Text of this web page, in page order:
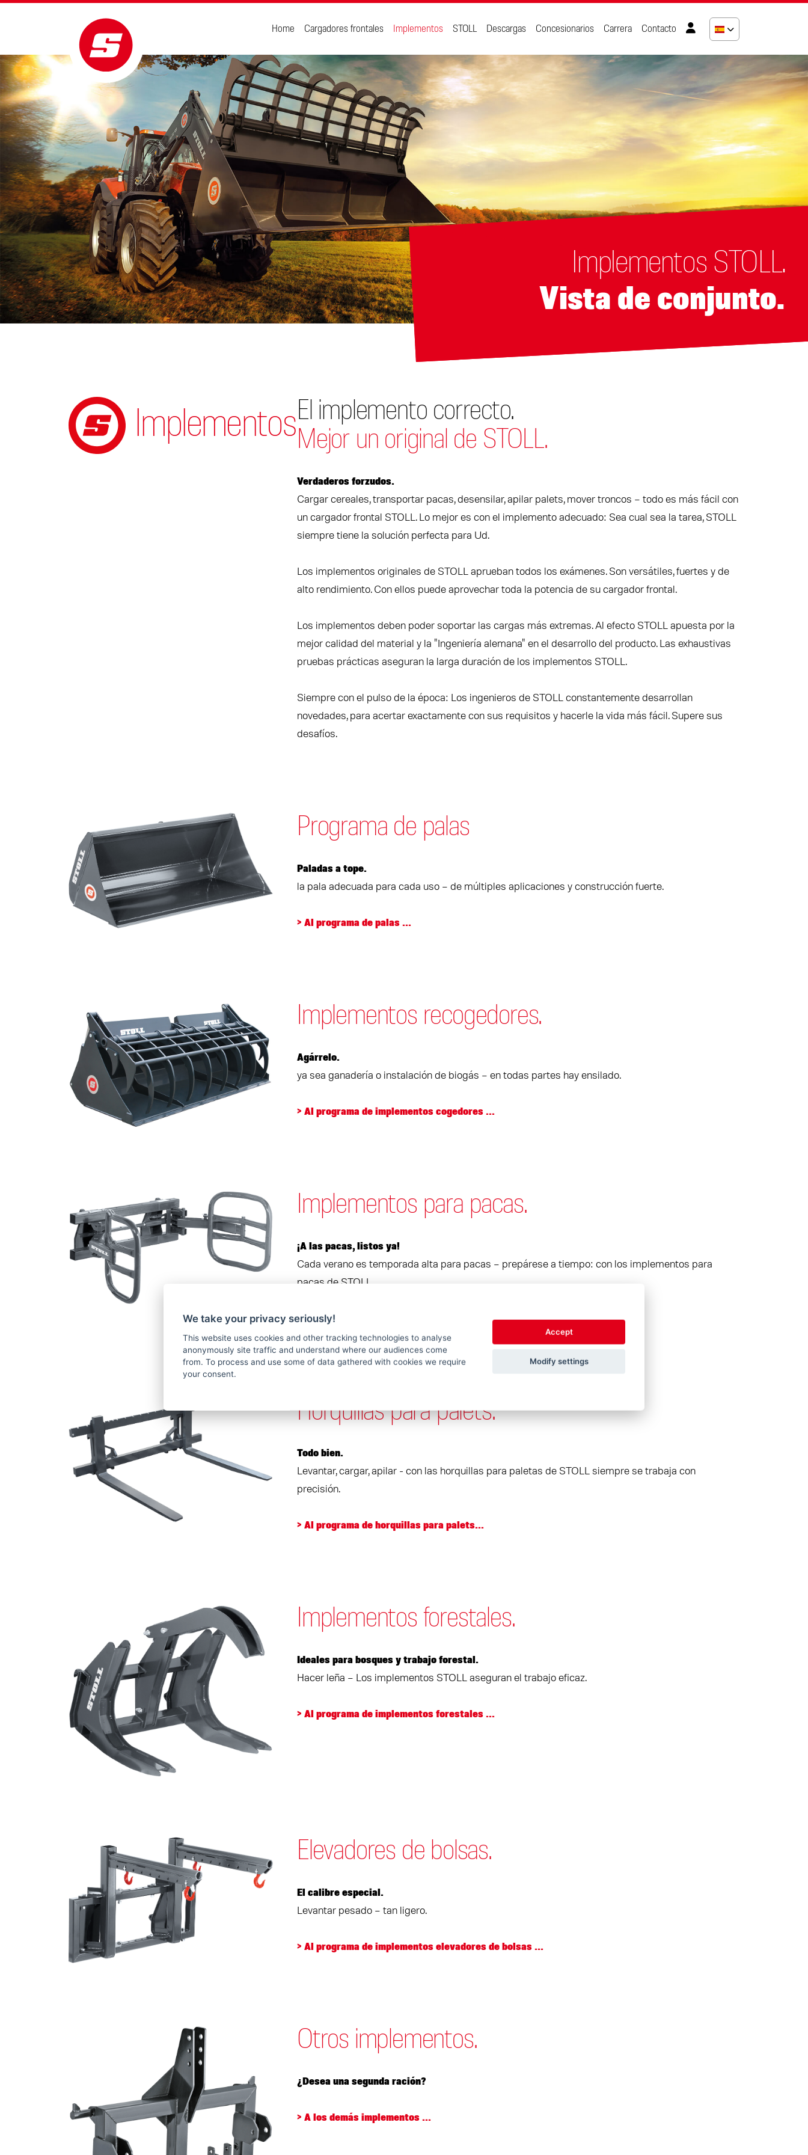
Home Cargadores frontales Implementos STOLL Descargas Concesionarios Carrera Contacto
Implementos STOLL.
Vista de conjunto.
ImplementosEl implemento correcto.
Mejor un original de STOLL.
Verdaderos forzudos.
Cargar cereales, transportar pacas, desensilar, apilar palets, mover troncos – todo es más fácil con
un cargador frontal STOLL. Lo mejor es con el implemento adecuado: Sea cual sea la tarea, STOLL
siempre tiene la solución perfecta para Ud.
Los implementos originales de STOLL aprueban todos los exámenes. Son versátiles, fuertes y de
alto rendimiento. Con ellos puede aprovechar toda la potencia de su cargador frontal.
Los implementos deben poder soportar las cargas más extremas. Al efecto STOLL apuesta por la
mejor calidad del material y la "Ingeniería alemana" en el desarrollo del producto. Las exhaustivas
pruebas prácticas aseguran la larga duración de los implementos STOLL.
Siempre con el pulso de la época: Los ingenieros de STOLL constantemente desarrollan
novedades, para acertar exactamente con sus requisitos y hacerle la vida más fácil. Supere sus
desafíos.
Programa de palas
Paladas a tope.
la pala adecuada para cada uso – de múltiples aplicaciones y construcción fuerte.
> Al programa de palas ...
Implementos recogedores.
Agárrelo.
ya sea ganadería o instalación de biogás – en todas partes hay ensilado.
> Al programa de implementos cogedores ...
Implementos para pacas.
¡A las pacas, listos ya!
Cada verano es temporada alta para pacas – prepárese a tiempo: con los implementos para
pacas de STOLL.
> Al programa de implementos para pacas ...
Horquillas para palets.
Todo bien.
Levantar, cargar, apilar - con las horquillas para paletas de STOLL siempre se trabaja con
precisión.
> Al programa de horquillas para palets...
Implementos forestales.
Ideales para bosques y trabajo forestal.
Hacer leña – Los implementos STOLL aseguran el trabajo eficaz.
> Al programa de implementos forestales ...
Elevadores de bolsas.
El calibre especial.
Levantar pesado – tan ligero.
> Al programa de implementos elevadores de bolsas ...
Otros implementos.
¿Desea una segunda ración?
> A los demás implementos ...
We take your privacy seriously!
This website uses cookies and other tracking technologies to analyse
anonymously site traffic and understand where our audiences come
from. To process and use some of data gathered with cookies we require
your consent.
Accept
Modify settings